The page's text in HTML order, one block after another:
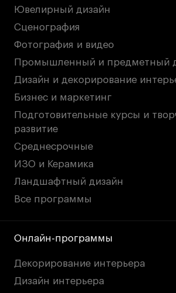
Ювелирный дизайн
Сценография
Фотография и видео
Промышленный и предметный
Дизайн и декорирование
Бизнес и маркетинг
Подготовительные курсы и
развитие
Среднесрочные
ИЗО и Керамика
Ландшафтный дизайн
Все программы
Онлайн-программы
Декорирование интерьера
Дизайн интерьера